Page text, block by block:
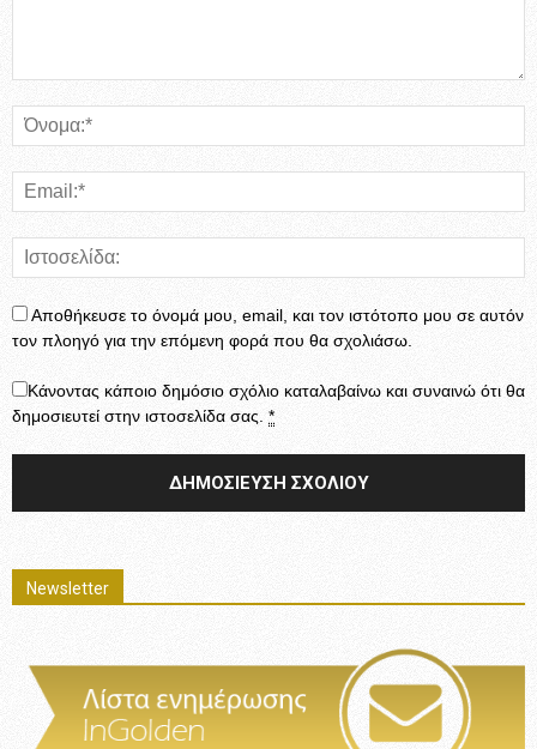
Αποθήκευσε το όνομά μου, email, και τον ιστότοπο μου σε αυτόν
τον πλοηγό για την επόμενη φορά που θα σχολιάσω.
Κάνοντας κάποιο δημόσιο σχόλιο καταλαβαίνω και συναινώ ότι θα
δημοσιευτεί στην ιστοσελίδα σας. *
Newsletter